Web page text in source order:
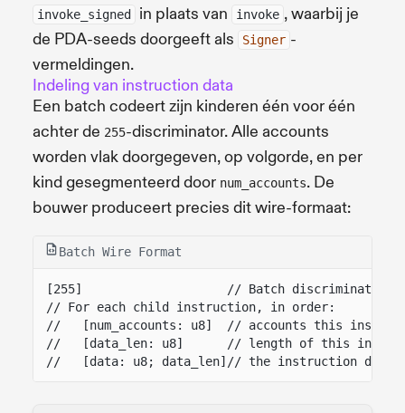
invoke_signed in plaats van invoke , waarbij je
de PDA-seeds doorgeeft als
Signer -
vermeldingen.
Indeling van instruction data
Een batch codeert zijn kinderen één voor één
achter de 255-discriminator. Alle accounts
worden vlak doorgegeven, op volgorde, en per
kind gesegmenteerd door num_accounts. De
bouwer produceert precies dit wire-formaat:
Batch Wire Format
[255]                    // Batch discriminator
// For each child instruction, in order:
//   [num_accounts: u8]  // accounts this
//   [data_len: u8]      // length of this
//   [data: u8; data_len]// the instruction data